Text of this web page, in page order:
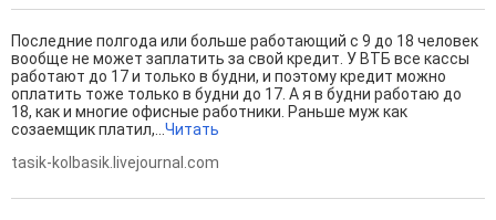
Последние полгода или больше работающий с 9 до 18 человек
вообще не может заплатить за свой кредит. У ВТБ все кассы
работают до 17 и только в будни, и поэтому кредит можно
оплатить тоже только в будни до 17. А я в будни работаю до
18, как и многие офисные работники. Раньше муж как
созаемщик платил,... Читать
tasik-kolbasik.livejournal.com